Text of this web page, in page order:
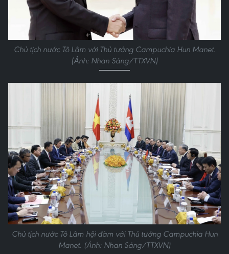
Chủ tịch nước Tô Lâm với Thủ tướng Campuchia Hun Manet.
(Ảnh: Nhan Sáng/TTXVN)
Chủ tịch nước Tô Lâm hội đàm với Thủ tướng Campuchia Hun
Manet. (Ảnh: Nhan Sáng/TTXVN)